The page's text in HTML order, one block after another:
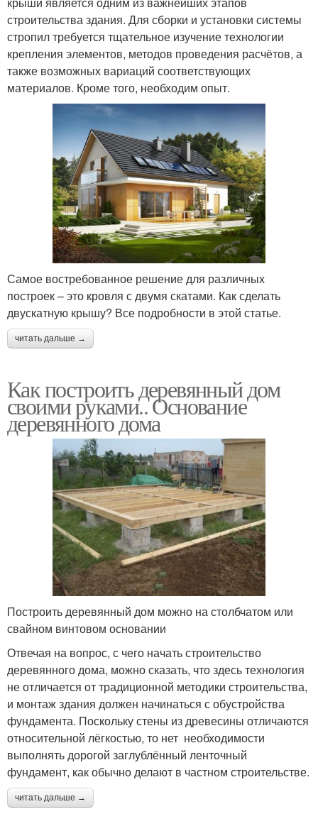
строительства здания. Для сборки и установки системы
стропил требуется тщательное изучение технологии
крепления элементов, методов проведения расчётов, а
также возможных вариаций соответствующих
материалов. Кроме того, необходим опыт.
Самое востребованное решение для различных
построек – это кровля с двумя скатами. Как сделать
двускатную крышу? Все подробности в этой статье.
читать дальше →
Как построить деревянный дом
своими руками.. Основание
деревянного дома
Построить деревянный дом можно на столбчатом или
свайном винтовом основании
Отвечая на вопрос, с чего начать строительство
деревянного дома, можно сказать, что здесь технология
не отличается от традиционной методики строительства,
и монтаж здания должен начинаться с обустройства
фундамента. Поскольку стены из древесины отличаются
относительной лёгкостью, то нет необходимости
выполнять дорогой заглублённый ленточный
фундамент, как обычно делают в частном строительстве.
читать дальше →